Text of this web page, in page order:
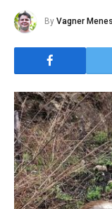
By Vagner